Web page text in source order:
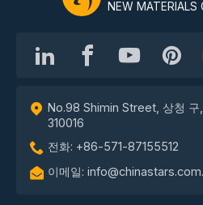
NEW MATERIALS
No.98 Shimin Street, 상청 구,
310016
전화: +86-571-87155512
이메일: